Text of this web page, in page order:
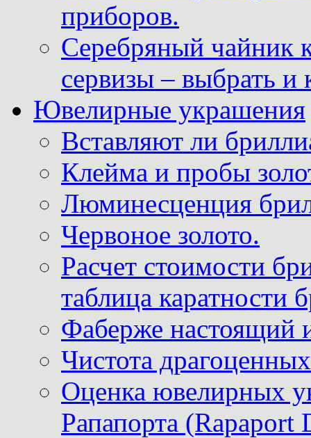
приборов.
Серебряный чайник
сервизы – выбрать и
Ювелирные украшения
Вставляют ли
Клейма и пробы
Люминесценция
Червоное золото.
Расчет стоимости
таблица каратности
Фаберже настоящий
Чистота
Оценка ювелирных
Рапапорта (Rapaport